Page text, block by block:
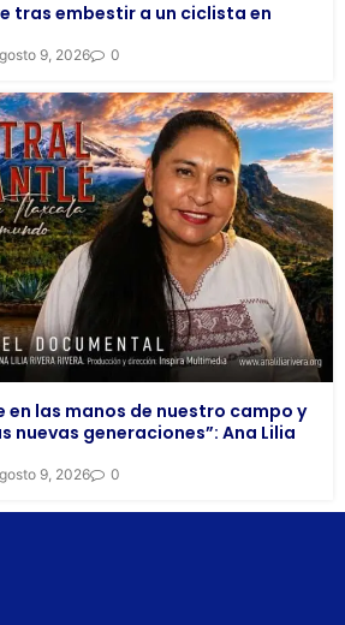
tras embestir a un ciclista en
9, 2026 0
en las manos de nuestro campo y
nuevas generaciones”: Ana Lilia
9, 2026 0